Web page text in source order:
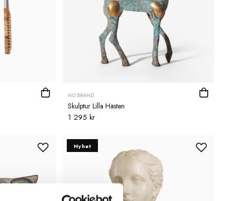
NO BRAND
Skulptur Lilla Hästen
1 295 kr
Nyhet